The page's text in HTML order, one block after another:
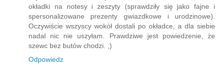
okładki na notesy i zeszyty (sprawdziły się jako fajne i
spersonalizowane prezenty gwiazdkowe i urodzinowe).
Oczywiście wszyscy wokół dostali po okładce, a dla siebie
nadal nic nie uszyłam. Prawdziwe jest powiedzenie, że
szewc bez butów chodzi. ;)
Odpowiedz